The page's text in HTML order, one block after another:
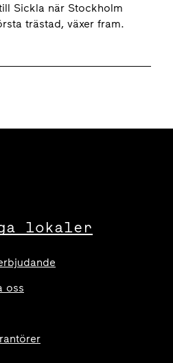
Sickla när Stockholm
trästad, växer fram.
lokaler
oss